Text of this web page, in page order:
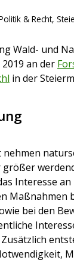
& Recht,
Wald- und
an der
in der
Interesse an
Maßnahmen
bei den